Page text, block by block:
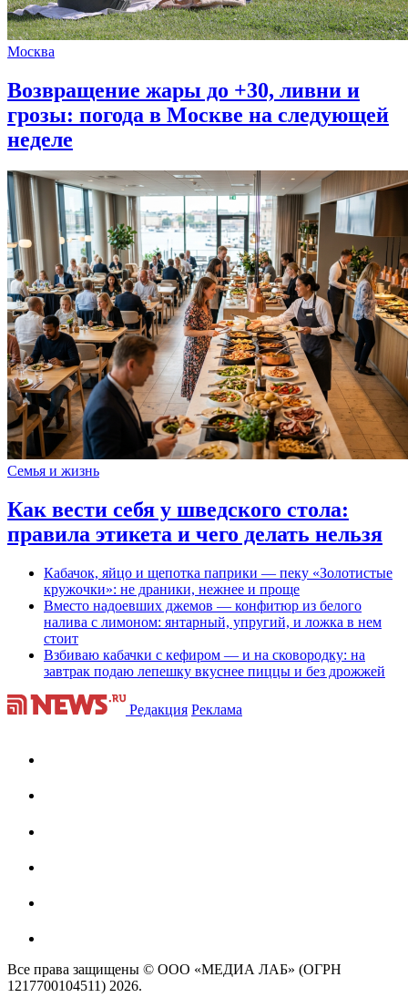
Москва
Возвращение жары до +30, ливни и
грозы: погода в Москве на следующей
неделе
Семья и жизнь
Как вести себя у шведского стола:
правила этикета и чего делать нельзя
Кабачок, яйцо и щепотка паприки — пеку «Золотистые
кружочки»: не драники, нежнее и проще
Вместо надоевших джемов — конфитюр из белого
налива с лимоном: янтарный, упругий, и ложка в нем
стоит
Взбиваю кабачки с кефиром — и на сковородку: на
завтрак подаю лепешку вкуснее пиццы и без дрожжей
Редакция Реклама
Все права защищены © ООО «МЕДИА ЛАБ» (ОГРН
1217700104511) 2026.